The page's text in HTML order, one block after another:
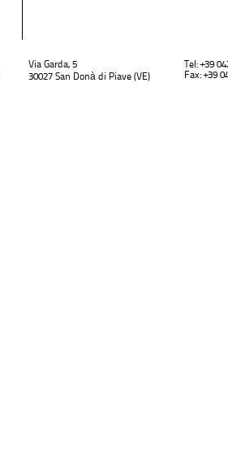
Via Garda, 5
30027 San Donà di Piave (VE)
Tel: +39
Fax: +39